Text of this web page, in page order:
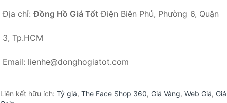
Địa chỉ:Đồng Hồ Giá Tốt Điện Biên Phủ, Phường 6, Quận
3, Tp.HCM
Email: lienhe@donghogiatot.com
Liên kết hữu ích: Tỷ giá, The Face Shop 360, Giá Vàng, Web Giá, Giá